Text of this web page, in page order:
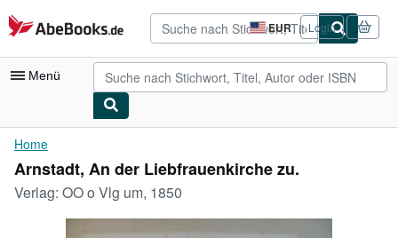
Zum Hauptinhalt
AbeBooks.de EUR
Seite
der
Einkaufseinstellungen.
Login
Menü
Nutzerkonto
Meine Bestellungen
Logout
Home
Arnstadt, An der Liebfrauenkirche zu.
Verlag: OO o Vlg um, 1850